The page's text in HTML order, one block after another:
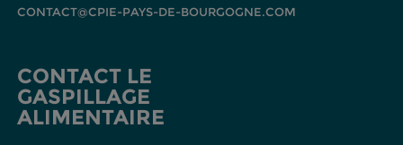
CONTACT@CPIE-PAYS-DE-BOURGOGNE.COM
CONTACT LE
GASPILLAGE
ALIMENTAIRE